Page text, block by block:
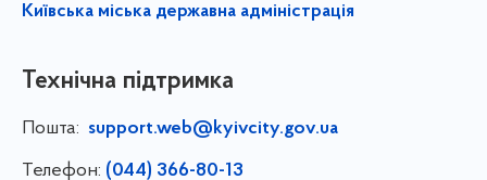
Київська міська державна адміністрація
Технічна підтримка
Пошта: support.web@kyivcity.gov.ua
Телефон: (044) 366-80-13